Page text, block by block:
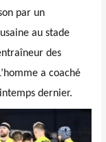
par un
au stade
des
a coaché
dernier.